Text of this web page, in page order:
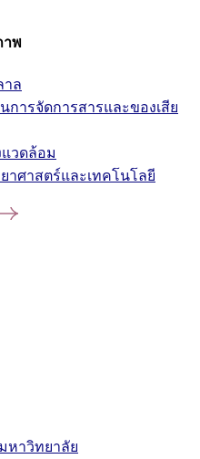
าพ
าล
การจัดการสารและของเสีย
วดล้อม
าศาสตร์และเทคโนโลยี
หาวิทยาลัย